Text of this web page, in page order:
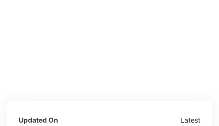
Updated On Latest